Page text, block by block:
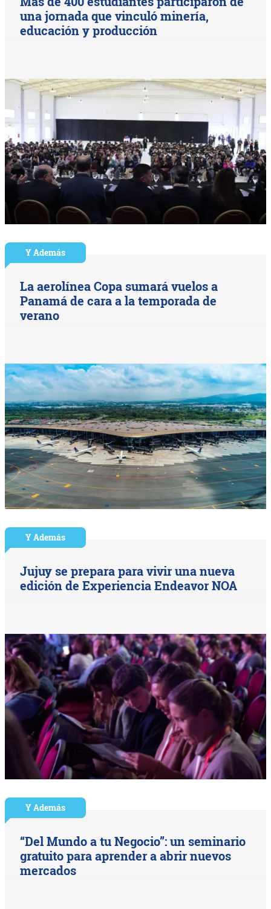
una jornada que vinculó minería,
educación y producción
Y Además
La aerolínea Copa sumará vuelos a
Panamá de cara a la temporada de
verano
Y Además
Jujuy se prepara para vivir una nueva
edición de Experiencia Endeavor NOA
Y Además
“Del Mundo a tu Negocio”: un seminario
gratuito para aprender a abrir nuevos
mercados